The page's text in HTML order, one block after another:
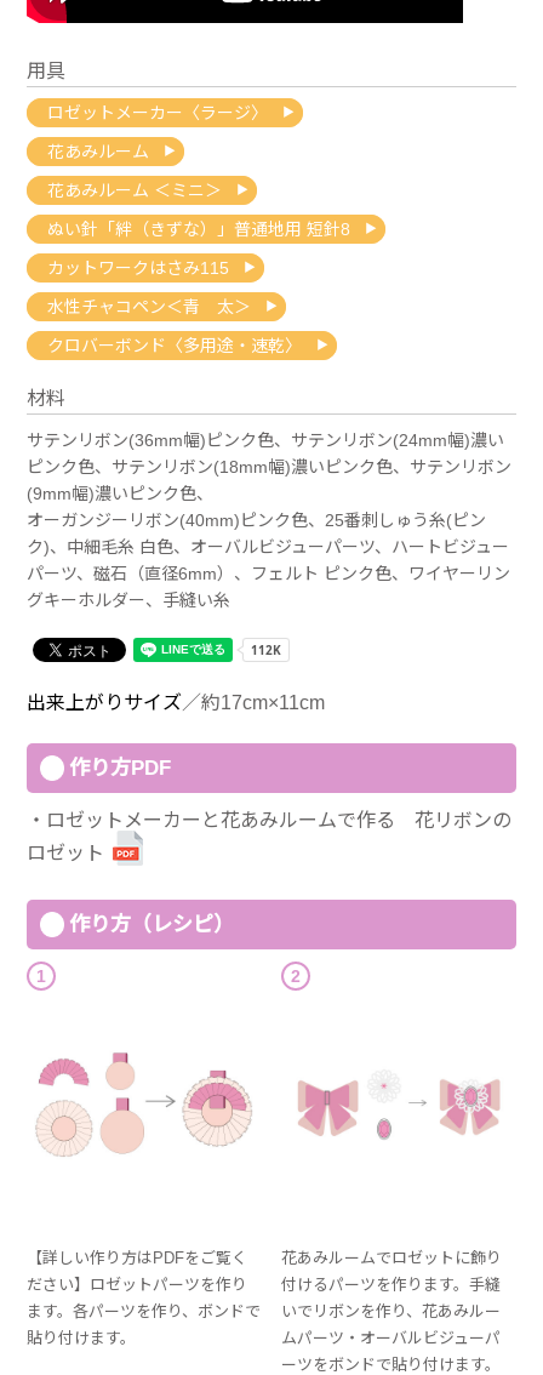
用具
ロゼットメーカー〈ラージ〉
花あみルーム
花あみルーム ＜ミニ＞
ぬい針「絆（きずな）」普通地用 短針8
カットワークはさみ115
水性チャコペン＜青 太＞
クロバーボンド〈多用途・速乾〉
材料
サテンリボン(36mm幅)ピンク色、サテンリボン(24mm幅)濃い
ピンク色、サテンリボン(18mm幅)濃いピンク色、サテンリボン
(9mm幅)濃いピンク色、
オーガンジーリボン(40mm)ピンク色、25番刺しゅう糸(ピン
ク)、中細毛糸 白色、オーバルビジューパーツ、ハートビジュー
パーツ、磁石（直径6mm）、フェルト ピンク色、ワイヤーリン
グキーホルダー、手縫い糸
出来上がりサイズ／約17cm×11cm
作り方PDF
ロゼットメーカーと花あみルームで作る 花リボンの
ロゼット
作り方（レシピ）
1
【詳しい作り方はPDFをご覧く
ださい】ロゼットパーツを作り
ます。各パーツを作り、ボンドで
貼り付けます。
2
花あみルームでロゼットに飾り
付けるパーツを作ります。手縫
いでリボンを作り、花あみルー
ムパーツ・オーバルビジューパ
ーツをボンドで貼り付けます。